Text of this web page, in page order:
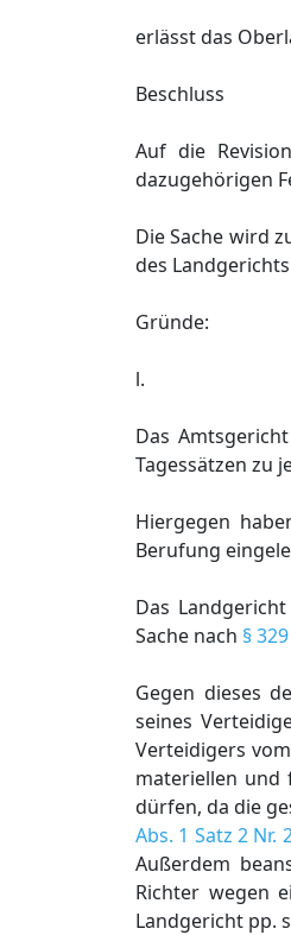
erlässt das
Beschluss
Auf die
dazugehörigen
Die Sache wird
des
Gründe:
l.
Das
Tagessätzen zu
Hiergegen
Berufung
Das
Sache nach §
Gegen dieses
seines
Verteidigers
materiellen und
dürfen, da die
Abs. 1 Satz 2 Nr.
Außerdem
Richter wegen
Landgericht pp.